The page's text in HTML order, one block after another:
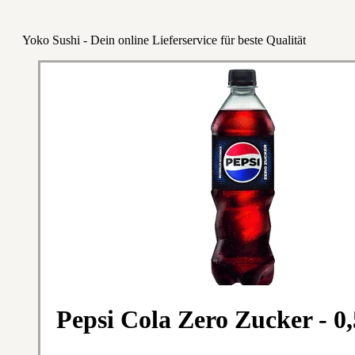
Yoko Sushi - Dein online Lieferservice für beste Qualität
Pepsi Cola Zero Zucker -